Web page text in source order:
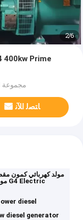
2/6
MOQ：1 مجموعة
ﺎﺘﺼﻟ ﺍﻶﻧ
مولد كهربائي كمون
diesel
diesel generator